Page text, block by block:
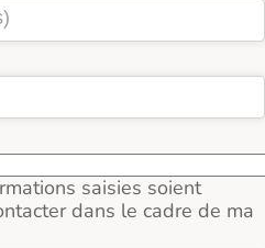
saisies soient
dans le cadre de ma